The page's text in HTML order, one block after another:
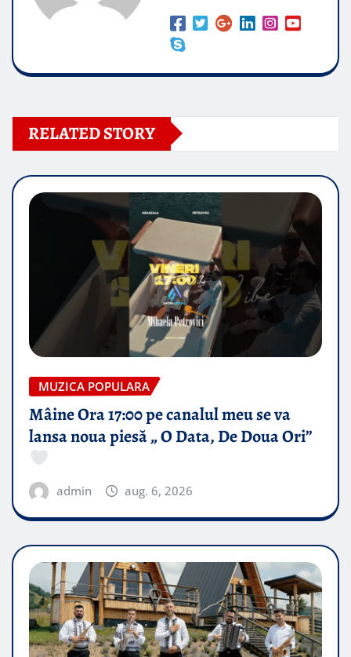
RELATED STORY
MUZICA POPULARA
Mâine Ora 17:00 pe canalul meu se va
lansa noua piesă „ O Data, De Doua Ori”
admin aug. 6, 2026